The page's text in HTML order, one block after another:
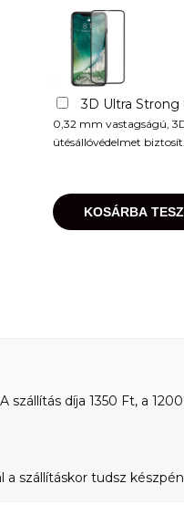
3D Ultra
0,32 mm vastagságú,
ütésállóvédelmet biztosít.
KOSÁRBA
díja 1350 Ft, a
szállításkor tudsz